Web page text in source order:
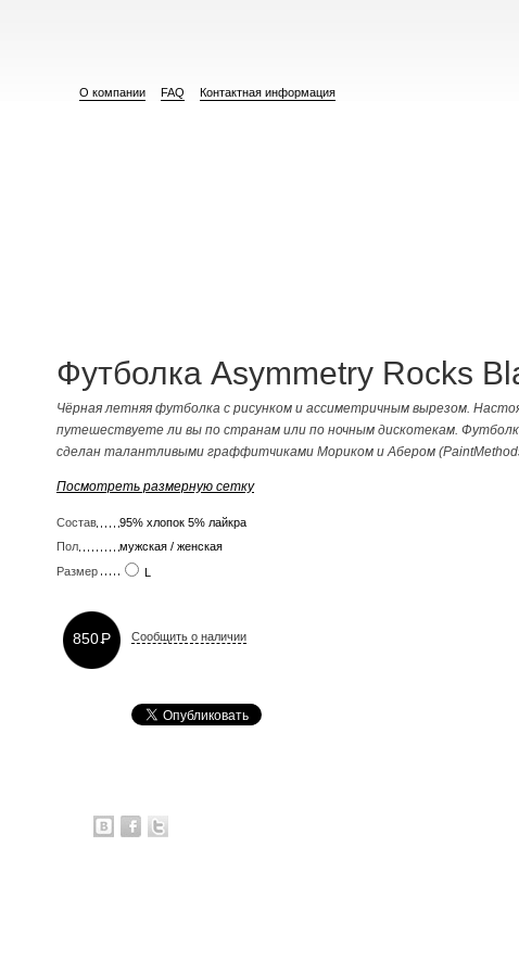
О компании FAQ Контактная информация
Футболка Asymmetry Rocks
Чёрная летняя футболка с рисунком и ассиметричным вырезом.
путешествуете ли вы по странам или по ночным дискотекам.
сделан талантливыми граффитчиками Мориком и Абером
Посмотреть размерную сетку
Состав
95% хлопок 5% лайкра
Пол
мужская / женская
Размер
L
850P
- Сообщить о наличии